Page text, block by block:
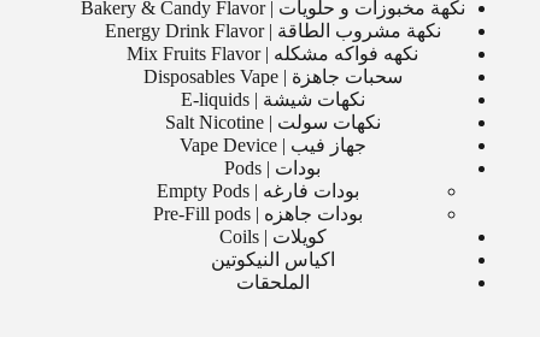
نكهة مخبوزات و حلويات | Bakery & Candy Flavor
نكهة مشروب الطاقة | Energy Drink Flavor
نكهه فواكه مشكله | Mix Fruits Flavor
سحبات جاهزة | Disposables Vape
نكهات شيشة | E-liquids
نكهات سولت | Salt Nicotine
جهاز فيب | Vape Device
بودات | Pods
بودات فارغه | Empty Pods
بودات جاهزه | Pre-Fill pods
كويلات | Coils
اكياس النيكوتين
الملحقات